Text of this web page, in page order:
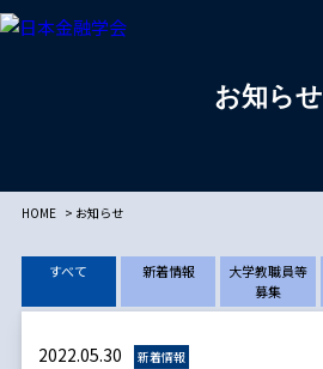
お知らせ
HOME お知らせ
大学教職員等
募集
新着情報
すべて
2022.05.30 新着情報